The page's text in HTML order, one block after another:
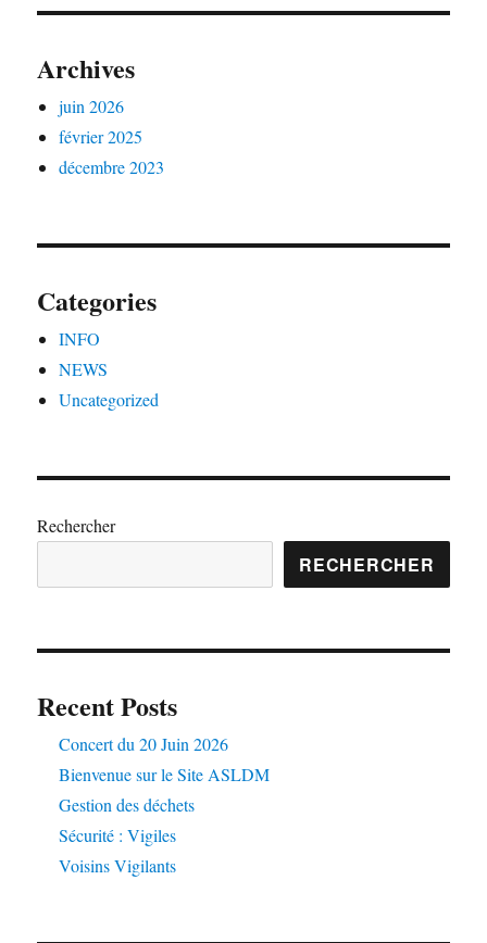
Archives
juin 2026
février 2025
décembre 2023
Categories
INFO
NEWS
Uncategorized
Rechercher
RECHERCHER
Recent Posts
Concert du 20 Juin 2026
Bienvenue sur le Site ASLDM
Gestion des déchets
Sécurité : Vigiles
Voisins Vigilants